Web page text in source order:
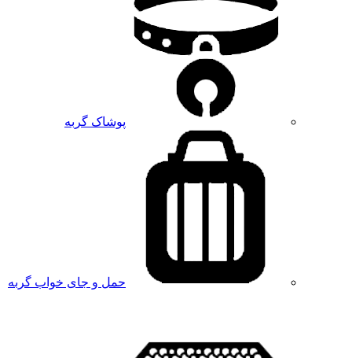
پوشاک گربه
حمل و جای خواب گربه